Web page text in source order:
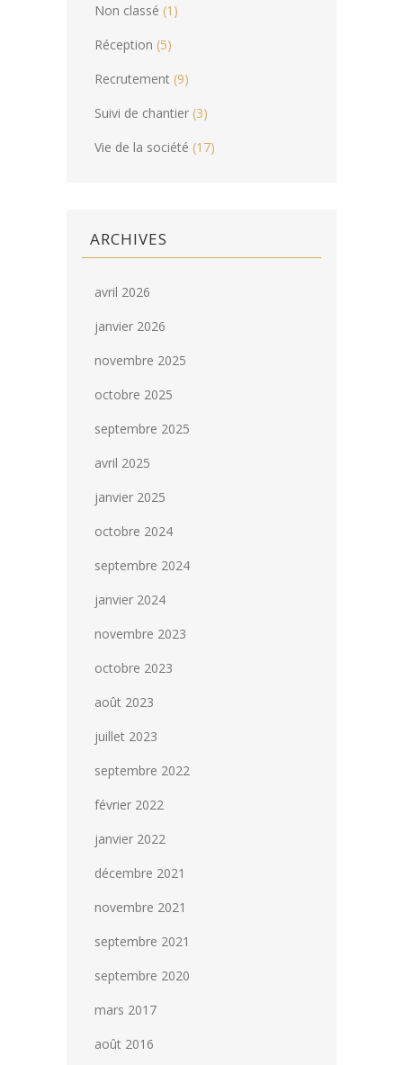
Non classé (1)
Réception (5)
Recrutement (9)
Suivi de chantier (3)
Vie de la société (17)
ARCHIVES
avril 2026
janvier 2026
novembre 2025
octobre 2025
septembre 2025
avril 2025
janvier 2025
octobre 2024
septembre 2024
janvier 2024
novembre 2023
octobre 2023
août 2023
juillet 2023
septembre 2022
février 2022
janvier 2022
décembre 2021
novembre 2021
septembre 2021
septembre 2020
mars 2017
août 2016